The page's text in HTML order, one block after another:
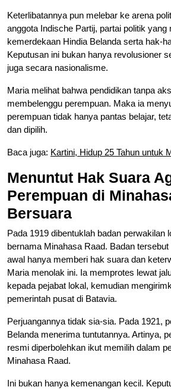
Keterlibatannya pun melebar ke arena
anggota Indische Partij, partai politik yang
kemerdekaan Hindia Belanda serta hak-
Keputusan ini bukan hanya revolusioner
juga secara nasionalisme.
Maria melihat bahwa pendidikan tanpa
membelenggu perempuan. Maka ia
perempuan tidak hanya pantas belajar,
dan dipilih.
Baca juga: Kartini, Hidup 25 Tahun untuk
Menuntut Hak Suara
Perempuan di
Bersuara
Pada 1919 dibentuklah badan perwakilan
bernama Minahasa Raad. Badan
awal hanya memberi hak suara dan
Maria menolak ini. Ia memprotes lewat
kepada pejabat lokal, kemudian
pemerintah pusat di Batavia.
Perjuangannya tidak sia-sia. Pada 1921,
Belanda menerima tuntutannya. Artinya,
resmi diperbolehkan ikut memilih dalam
Minahasa Raad.
Ini bukan hanya kemenangan kecil.